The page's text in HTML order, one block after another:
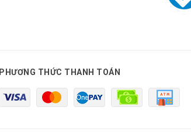
PHƯƠNG THỨC THANH TOÁN